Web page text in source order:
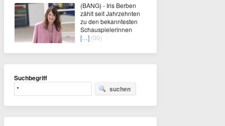
(BANG) - Iris Berben
zählt seit Jahrzehnten
zu den bekanntesten
Schauspielerinnen
[…] (00)
Suchbegriff
suchen